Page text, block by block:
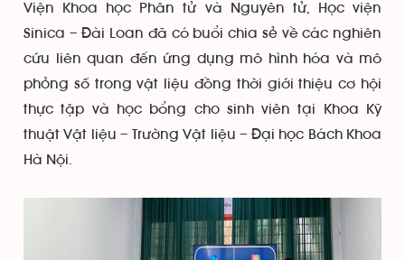
Viện Khoa học Phân tử và Nguyên tử, Học viện
Sinica – Đài Loan đã có buổi chia sẻ về các nghiên
cứu liên quan đến ứng dụng mô hình hóa và mô
phỏng số trong vật liệu đồng thời giới thiệu cơ hội
thực tập và học bổng cho sinh viên tại Khoa Kỹ
thuật Vật liệu – Trường Vật liệu – Đại học Bách Khoa
Hà Nội.